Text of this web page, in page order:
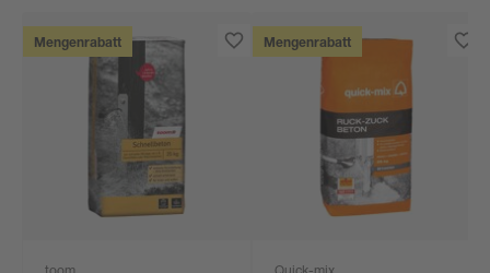
Mengenrabatt Mengenrabatt